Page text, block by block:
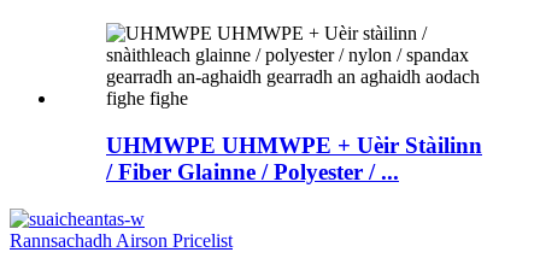
UHMWPE UHMWPE + Uèir Stàilinn
/ Fiber Glainne / Polyester / ...
Rannsachadh Airson Pricelist